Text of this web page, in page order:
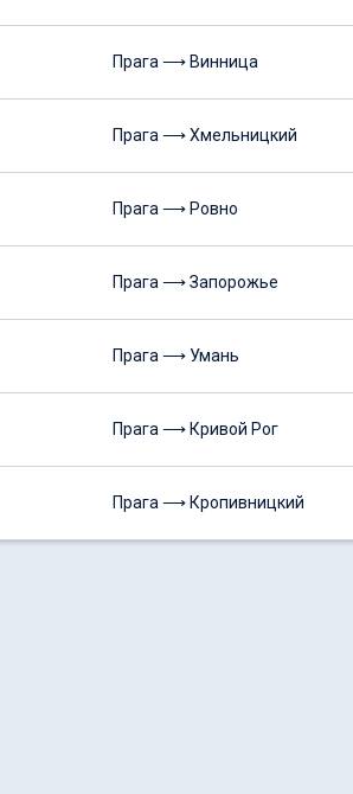
Прага ⟶ Винница
Прага ⟶ Хмельницкий
Прага ⟶ Ровно
Прага ⟶ Запорожье
Прага ⟶ Умань
Прага ⟶ Кривой Рог
Прага ⟶ Кропивницкий